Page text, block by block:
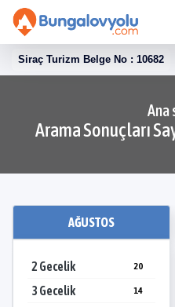
Siraç Turizm Belge No : 10682
Ana
Arama Sonuçları
AĞUSTOS
2 Gecelik 20
3 Gecelik 14